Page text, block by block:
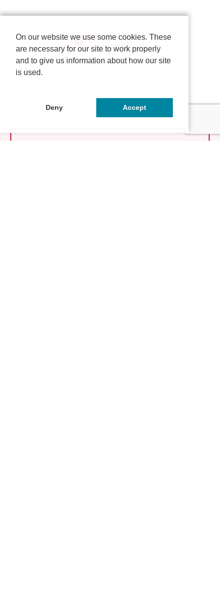
1 / 7 1 2 3 4 5 6 7 »
On our website we use some cookies. These
are necessary for our site to work properly
and to give us information about how our site
is used.
Deny Accept